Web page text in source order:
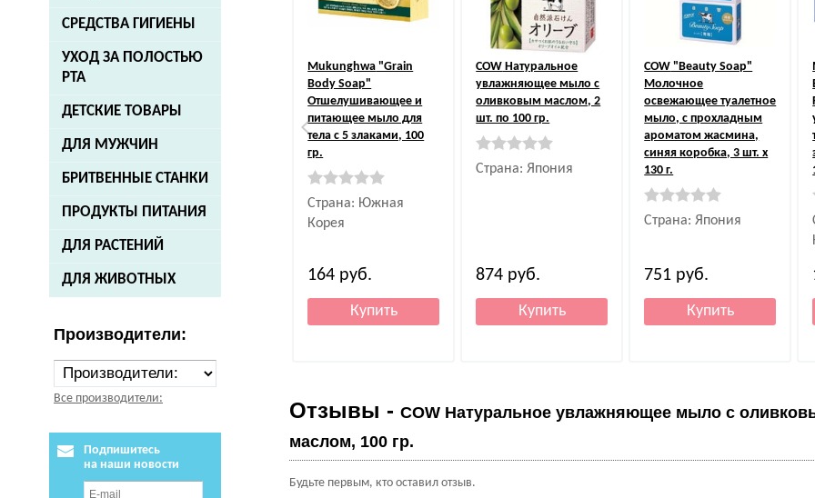
СРЕДСТВА ГИГИЕНЫ
УХОД ЗА ПОЛОСТЬЮ
РТА
ДЕТСКИЕ ТОВАРЫ
ДЛЯ МУЖЧИН
БРИТВЕННЫЕ СТАНКИ
ПРОДУКТЫ ПИТАНИЯ
ДЛЯ РАСТЕНИЙ
ДЛЯ ЖИВОТНЫХ
Производители:
Все производители:
Подпишитесь
на наши новости
Mukunghwa "Grain
Body Soap"
Отшелушивающее и
питающее мыло для
тела с 5 злаками, 100
гр.
Страна: Южная
Корея
164 руб.
COW Натуральное
увлажняющее мыло с
оливковым маслом, 2
шт. по 100 гр.
Страна: Япония
874 руб.
COW "Beauty Soap"
Молочное
освежающее туалетное
мыло, с прохладным
ароматом жасмина,
синяя коробка, 3 шт. х
130 г.
Страна: Япония
751 руб.
Отзывы -COW Натуральное увлажняющее мыло с
маслом, 100 гр.
Будьте первым, кто оставил отзыв.